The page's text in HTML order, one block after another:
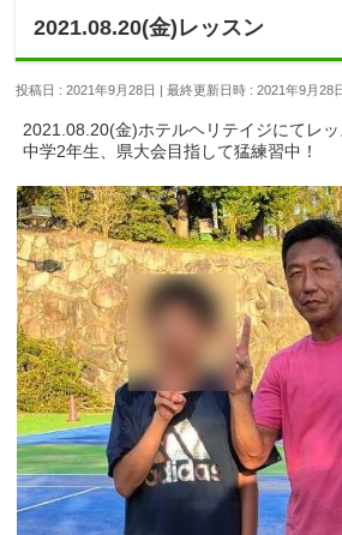
2021.08.20(金)レッスン
投稿日 : 2021年9月28日 最終更新日時 : 2021年9月28
2021.08.20(金)ホテルヘリテイジにてレッ
中学2年生、県大会目指して猛練習中！